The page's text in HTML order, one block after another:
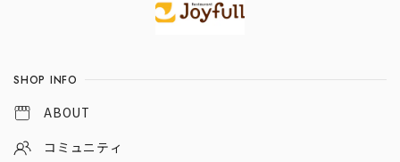
SHOP INFO
ABOUT
コミュニティ